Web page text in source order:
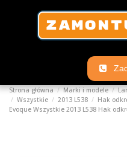
Strona główna Marki i modele
Wszystkie
2013 L538 Hak
Evoque Wszystkie 2013 L538 Hak